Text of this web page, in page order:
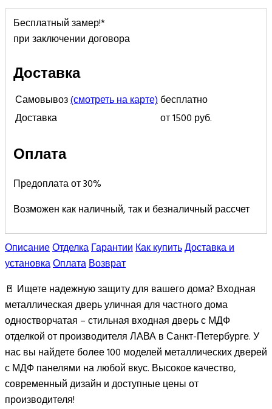
Бесплатный замер!*
при заключении договора
Доставка
Самовывоз(смотреть на карте)бесплатно
Доставка
от 1500 руб.
Оплата
Предоплата от 30%
Возможен как наличный, так и безналичный рассчет
ОписаниеОтделкаГарантииКак купитьДоставка и
установкаОплатаВозврат
🚪 Ищете надежную защиту для вашего дома? Входная
металлическая дверь уличная для частного дома
одностворчатая – стильная входная дверь с МДФ
отделкой от производителя ЛАВА в Санкт-Петербурге. У
нас вы найдете более 100 моделей металлических дверей
с МДФ панелями на любой вкус. Высокое качество,
современный дизайн и доступные цены от
производителя!